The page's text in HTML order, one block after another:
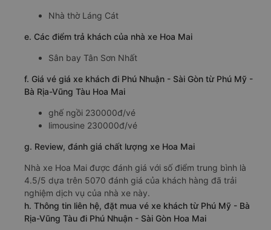
c. Lộ trình, giờ khởi hành và giờ kết thúc của xe khách Hoa
05:35, 06:05, 07:05, 07:35, 08:05, 08:35, 09:05,
09:35, 11:05
Giờ đến nơi ở Phú Nhuận - Sài Gòn: 7:05, 7:35, 8:05,
9:05, 9:35, 10:05, 10:35, 11:05, 11:35, 13:05
Nhuận - Sài Gòn của nhà xe Hoa Maikhoảng: 2 giờ
d. Các điểm đón khách của nhà xe Hoa Mai
Nhà thờ Láng Cát
e. Các điểm trả khách của nhà xe Hoa Mai